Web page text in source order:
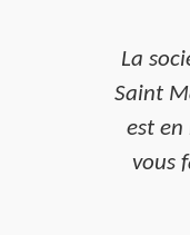
La
Saint
est en
vous